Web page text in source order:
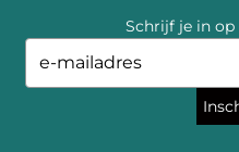
Schrijf je in
your
email